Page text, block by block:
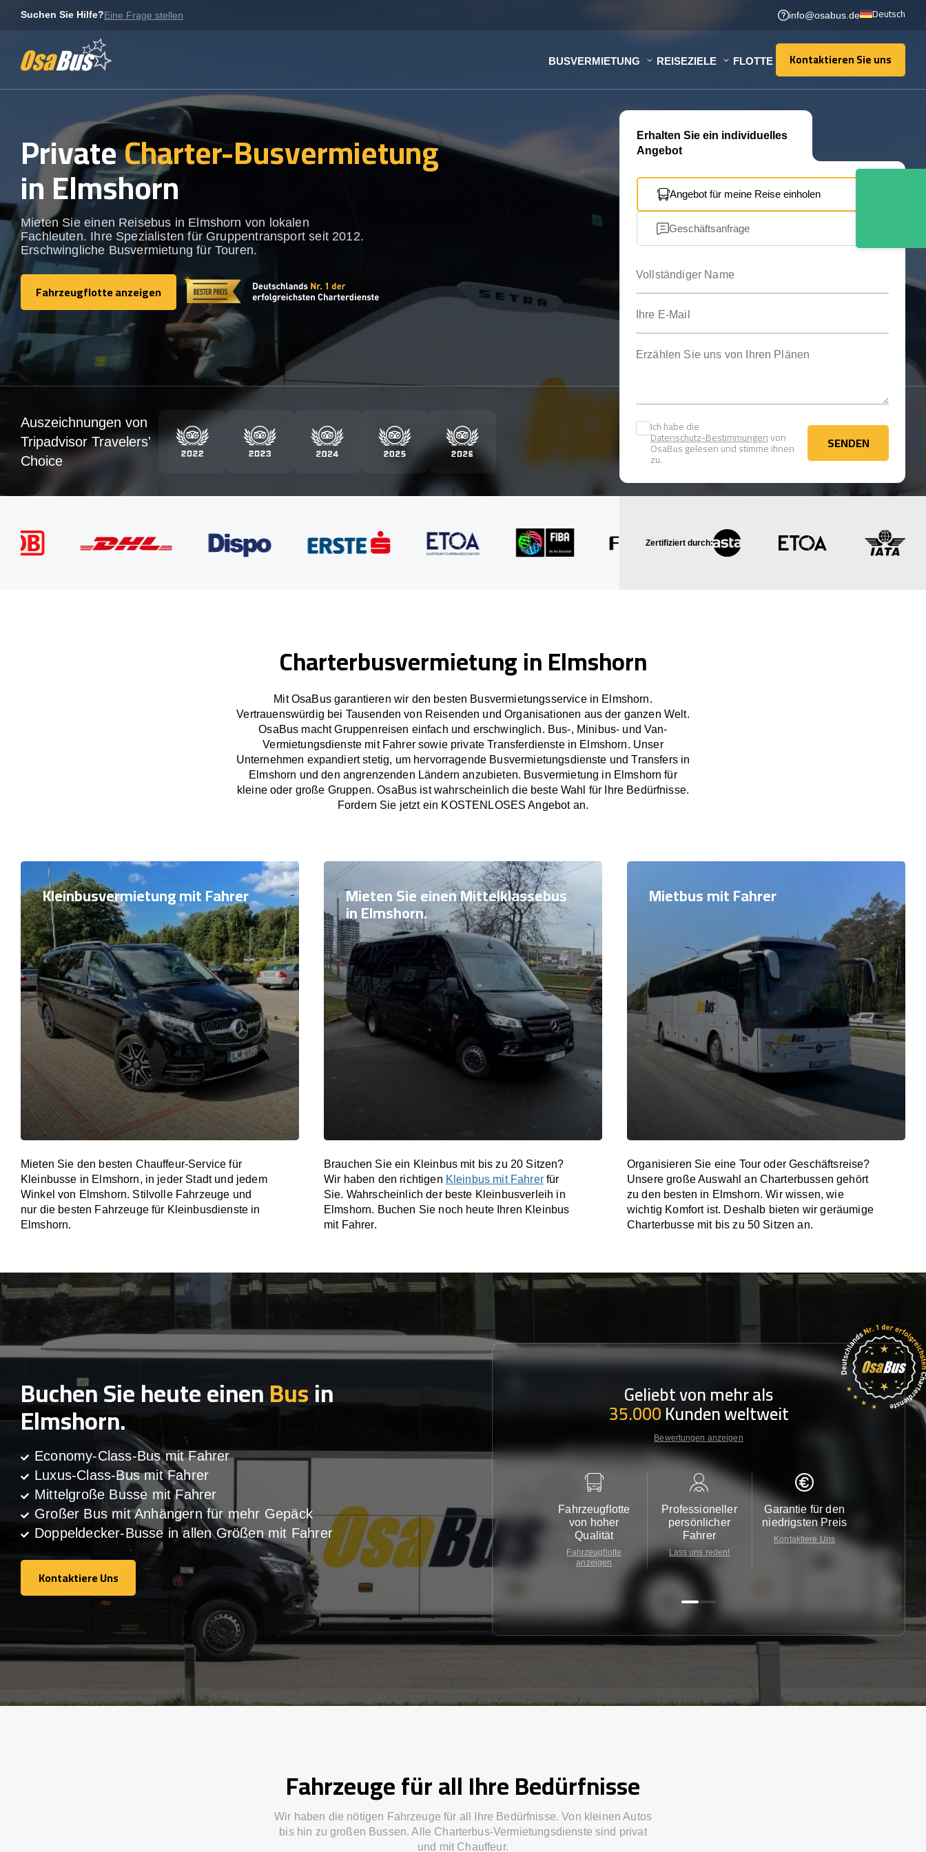
Suchen Sie Hilfe?Eine Frage stellen info@osabus.de Deutsch
BUSVERMIETUNG REISEZIELE FLOTTE Kontaktieren Sie uns
Kontaktieren Sie uns
PrivateCharter-Busvermietung
in Elmshorn
Mieten Sie einen Reisebus in Elmshorn von lokalen
Fachleuten. Ihre Spezialisten für Gruppentransport seit 2012.
Erschwingliche Busvermietung für Touren.
Fahrzeugflotte anzeigen
Fahrzeugflotte anzeigen
Erhalten Sie ein individuelles
Angebot
Angebot für meine Reise einholen
Geschäftsanfrage
Ich habe die
Datenschutz-Bestimmungenvon
OsaBus gelesen und stimme ihnen
zu.
SENDEN
SENDEN
Auszeichnungen von
Tripadvisor Travelers'
Choice
Zertifiziert durch:
Charterbusvermietung in Elmshorn
Mit OsaBus garantieren wir den besten Busvermietungsservice in Elmshorn.
Vertrauenswürdig bei Tausenden von Reisenden und Organisationen aus der ganzen Welt.
OsaBus macht Gruppenreisen einfach und erschwinglich. Bus-, Minibus- und Van-
Vermietungsdienste mit Fahrer sowie private Transferdienste in Elmshorn. Unser
Unternehmen expandiert stetig, um hervorragende Busvermietungsdienste und Transfers in
Elmshorn und den angrenzenden Ländern anzubieten. Busvermietung in Elmshorn für
kleine oder große Gruppen. OsaBus ist wahrscheinlich die beste Wahl für Ihre Bedürfnisse.
Fordern Sie jetzt ein KOSTENLOSES Angebot an.
Kleinbusvermietung mit Fahrer
Mieten Sie den besten Chauffeur-Service für
Kleinbusse in Elmshorn, in jeder Stadt und jedem
Winkel von Elmshorn. Stilvolle Fahrzeuge und
nur die besten Fahrzeuge für Kleinbusdienste in
Elmshorn.
Mieten Sie einen Mittelklassebus
in Elmshorn.
Brauchen Sie ein Kleinbus mit bis zu 20 Sitzen?
Wir haben den richtigen Kleinbus mit Fahrerfür
Sie. Wahrscheinlich der beste Kleinbusverleih in
Elmshorn. Buchen Sie noch heute Ihren Kleinbus
mit Fahrer.
Mietbus mit Fahrer
Organisieren Sie eine Tour oder Geschäftsreise?
Unsere große Auswahl an Charterbussen gehört
zu den besten in Elmshorn. Wir wissen, wie
wichtig Komfort ist. Deshalb bieten wir geräumige
Charterbusse mit bis zu 50 Sitzen an.
Buchen Sie heute einenBusin
Elmshorn.
Economy-Class-Bus mit Fahrer
Luxus-Class-Bus mit Fahrer
Mittelgroße Busse mit Fahrer
Großer Bus mit Anhängern für mehr Gepäck
Doppeldecker-Busse in allen Größen mit Fahrer
Kontaktiere Uns
Kontaktiere Uns
Geliebt von mehr als
35.000Kunden weltweit
Bewertungen anzeigen
Fahrzeugflotte
von hoher
Qualität
Fahrzeugflotte
anzeigen
Professioneller
persönlicher
Fahrer
Lass uns reden!
Garantie für den
niedrigsten Preis
Kontaktiere Uns
Fahrzeuge für all Ihre Bedürfnisse
Wir haben die nötigen Fahrzeuge für all Ihre Bedürfnisse. Von kleinen Autos
bis hin zu großen Bussen. Alle Charterbus-Vermietungsdienste sind privat
und mit Chauffeur.